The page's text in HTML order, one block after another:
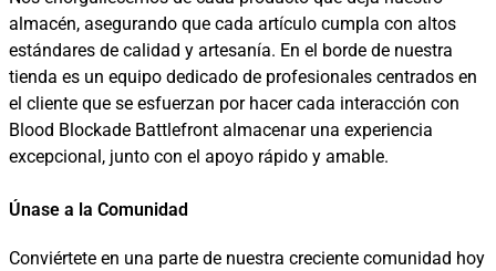
almacén, asegurando que cada artículo cumpla con altos
estándares de calidad y artesanía. En el borde de nuestra
tienda es un equipo dedicado de profesionales centrados en
el cliente que se esfuerzan por hacer cada interacción con
Blood Blockade Battlefront almacenar una experiencia
excepcional, junto con el apoyo rápido y amable.
Únase a la Comunidad
Conviértete en una parte de nuestra creciente comunidad hoy